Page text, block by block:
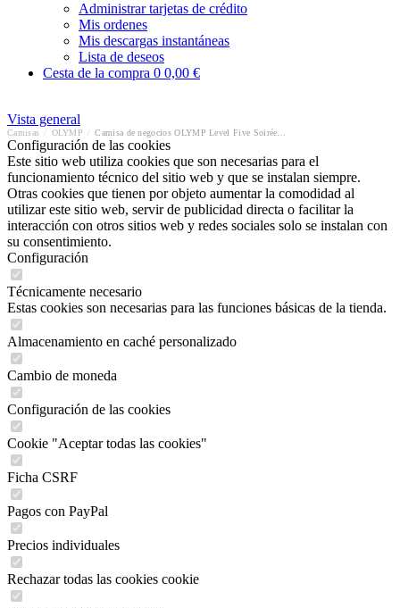
Administrar tarjetas de crédito
Mis ordenes
Mis descargas instantáneas
Lista de deseos
Cesta de la compra 0 0,00 €
Vista general
Camisas OLYMP
Configuración de las cookies
Este sitio web utiliza cookies que son necesarias para el
funcionamiento técnico del sitio web y que se instalan siempre.
Otras cookies que tienen por objeto aumentar la comodidad al
utilizar este sitio web, servir de publicidad directa o facilitar la
interacción con otros sitios web y redes sociales solo se instalan con
su consentimiento.
Configuración
Técnicamente necesario
Estas cookies son necesarias para las funciones básicas de la tienda.
Almacenamiento en caché personalizado
Cambio de moneda
Configuración de las cookies
Cookie "Aceptar todas las cookies"
Ficha CSRF
Pagos con PayPal
Precios individuales
Rechazar todas las cookies cookie